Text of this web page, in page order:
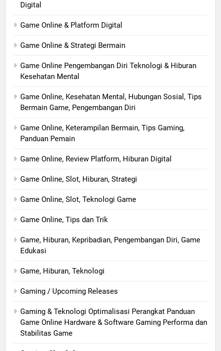
Digital
Game Online & Platform Digital
Game Online & Strategi Bermain
Game Online Pengembangan Diri Teknologi & Hiburan
Kesehatan Mental
Game Online, Kesehatan Mental, Hubungan Sosial, Tips
Bermain Game, Pengembangan Diri
Game Online, Keterampilan Bermain, Tips Gaming,
Panduan Pemain
Game Online, Review Platform, Hiburan Digital
Game Online, Slot, Hiburan, Strategi
Game Online, Slot, Teknologi Game
Game Online, Tips dan Trik
Game, Hiburan, Kepribadian, Pengembangan Diri, Game
Edukasi
Game, Hiburan, Teknologi
Gaming / Upcoming Releases
Gaming & Teknologi Optimalisasi Perangkat Panduan
Game Online Hardware & Software Gaming Performa dan
Stabilitas Game